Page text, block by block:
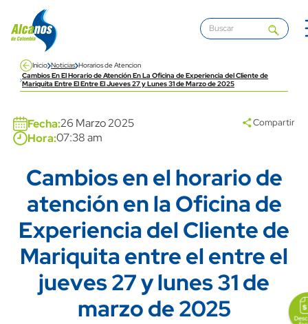
Pasar al contenido principal
Inicio Noticias Horarios de Atencion
Cambios En El Horario de Atención En La Oficina de Experiencia del Cliente de
Mariquita Entre El Entre El Jueves 27 y Lunes 31 de Marzo de 2025
Fecha:26 Marzo 2025
Hora:07:38 am
Compartir
TitleCambios en el horario de
atención en la Oficina de
Experiencia del Cliente de
Mariquita entre el entre el
jueves 27 y lunes 31 de
marzo de 2025
icon
link